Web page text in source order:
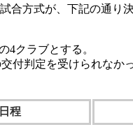
合方式が、下記の通り
4クラブとする。
付判定を受けられな
程